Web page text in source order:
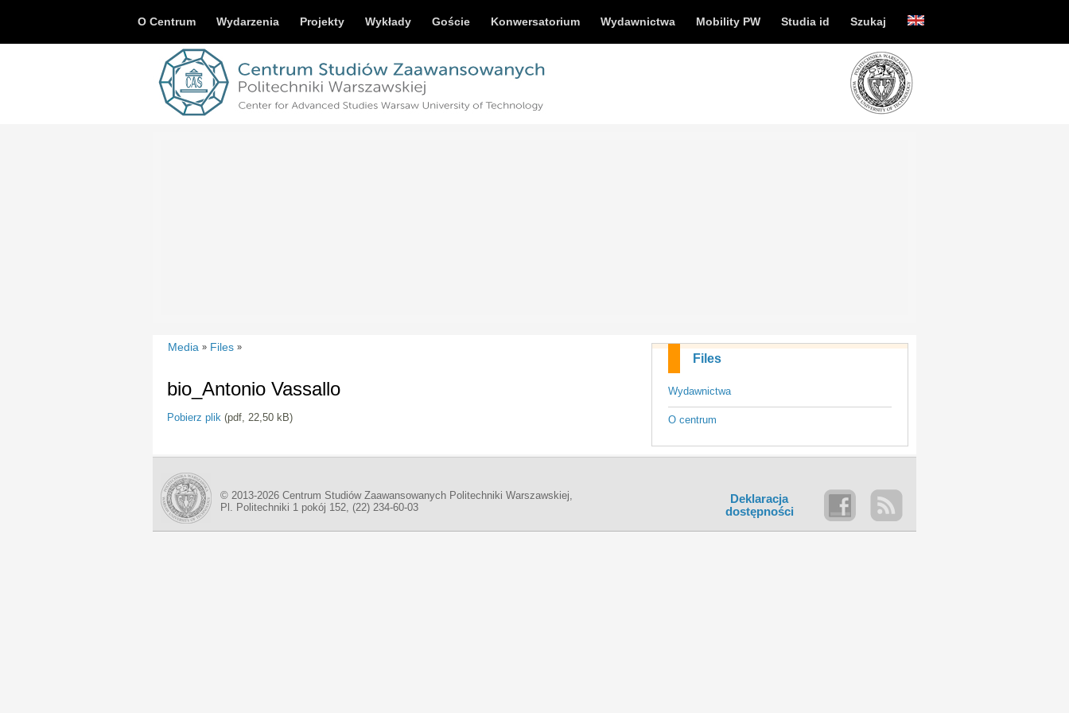
O Centrum Wydarzenia Projekty Wykłady Goście Konwersatorium Wydawnictwa Mobility PW Studia id Szukaj
Files
Wydawnictwa
O centrum
Media » Files »
bio_Antonio Vassallo
Pobierz plik (pdf, 22,50 kB)
Deklaracja
dostępności
© 2013-2026 Centrum Studiów Zaawansowanych Politechniki Warszawskiej,
Pl. Politechniki 1 pokój 152, (22) 234-60-03